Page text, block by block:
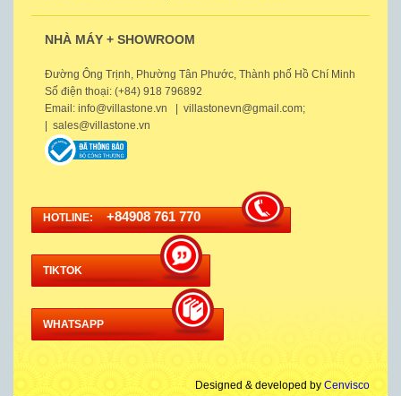
NHÀ MÁY + SHOWROOM
Đường Ông Trịnh, Phường Tân Phước, Thành phố Hồ Chí Minh
Số điện thoại: (+84) 918 796892
Email: info@villastone.vn | villastonevn@gmail.com;
| sales@villastone.vn
HOTLINE:+84908 761 770
TIKTOK
WHATSAPP
Designed & developed by Cenvisco